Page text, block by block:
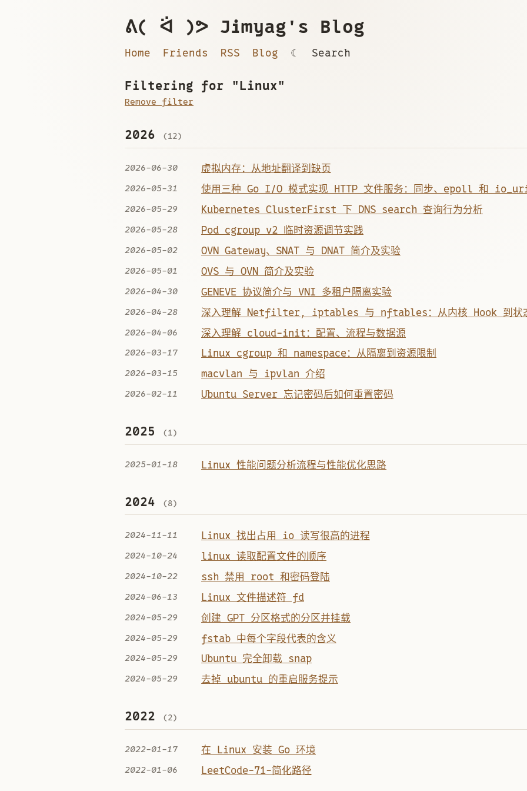
ᕕ( ᐛ )ᕗ Jimyag's Blog
Home Friends RSS Blog ☾ Search
Filtering for "Linux"
Remove filter
2026 (12)
2026-06-30 虚拟内存：从地址翻译到缺页
2026-05-31 使用三种 Go I/O 模式实现 HTTP 文件服务：同步、epoll 和
2026-05-29 Kubernetes ClusterFirst 下 DNS search 查询行为分析
2026-05-28 Pod cgroup v2 临时资源调节实践
2026-05-02 OVN Gateway、SNAT 与 DNAT 简介及实验
2026-05-01 OVS 与 OVN 简介及实验
2026-04-30 GENEVE 协议简介与 VNI 多租户隔离实验
2026-04-28 深入理解 Netfilter, iptables 与 nftables：从内核 Hook 到状
2026-04-06 深入理解 cloud-init：配置、流程与数据源
2026-03-17 Linux cgroup 和 namespace：从隔离到资源限制
2026-03-15 macvlan 与 ipvlan 介绍
2026-02-11 Ubuntu Server 忘记密码后如何重置密码
2025 (1)
2025-01-18 Linux 性能问题分析流程与性能优化思路
2024 (8)
2024-11-11 Linux 找出占用 io 读写很高的进程
2024-10-24 linux 读取配置文件的顺序
2024-10-22 ssh 禁用 root 和密码登陆
2024-06-13 Linux 文件描述符 fd
2024-05-29 创建 GPT 分区格式的分区并挂载
2024-05-29 fstab 中每个字段代表的含义
2024-05-29 Ubuntu 完全卸载 snap
2024-05-29 去掉 ubuntu 的重启服务提示
2022 (2)
2022-01-17 在 Linux 安装 Go 环境
2022-01-06 LeetCode-71-简化路径